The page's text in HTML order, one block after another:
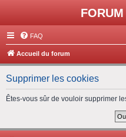
FAQ
Accueil du forum
Supprimer les cookies
Êtes-vous sûr de vouloir supprimer